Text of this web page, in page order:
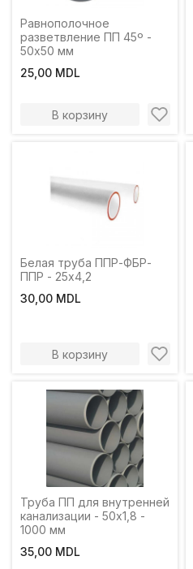
Равнополочное
разветвление ПП 45º -
50х50 мм
25,00 MDL
В корзину
Белая труба ППР-ФБР-
ППР - 25х4,2
30,00 MDL
В корзину
Труба ПП для внутренней
канализации - 50х1,8 -
1000 мм
35,00 MDL